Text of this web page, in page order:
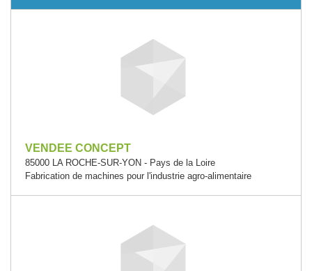
VENDEE CONCEPT
85000 LA ROCHE-SUR-YON - Pays de la Loire
Fabrication de machines pour l'industrie agro-alimentaire